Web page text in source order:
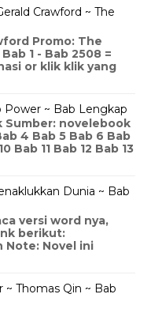
Crawford ~ The
Promo: The
1 - Bab 2508 =
or klik klik yang
Power ~ Bab Lengkap
Sumber: novelebook
4 Bab 5 Bab 6 Bab
Bab 11 Bab 12 Bab 13
Dunia ~ Bab
versi word nya,
berikut:
Note: Novel ini
Thomas Qin ~ Bab